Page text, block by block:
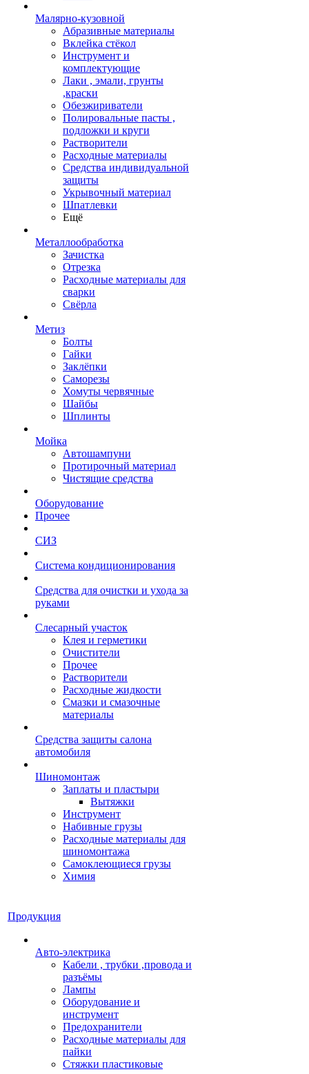
Малярно-кузовной
Абразивные материалы
Вклейка стёкол
Инструмент и
комплектующие
Лаки , эмали, грунты
,краски
Обезжириватели
Полировальные пасты ,
подложки и круги
Растворители
Расходные материалы
Средства индивидуальной
защиты
Укрывочный материал
Шпатлевки
Ещё
Металлообработка
Зачистка
Отрезка
Расходные материалы для
сварки
Свёрла
Метиз
Болты
Гайки
Заклёпки
Саморезы
Хомуты червячные
Шайбы
Шплинты
Мойка
Автошампуни
Протирочный материал
Чистящие средства
Оборудование
Прочее
СИЗ
Система кондиционирования
Средства для очистки и ухода за
руками
Слесарный участок
Клея и герметики
Очистители
Прочее
Растворители
Расходные жидкости
Смазки и смазочные
материалы
Средства защиты салона
автомобиля
Шиномонтаж
Заплаты и пластыри
Вытяжки
Инструмент
Набивные грузы
Расходные материалы для
шиномонтажа
Самоклеющиеся грузы
Химия
Продукция
Авто-электрика
Кабели , трубки ,провода и
разъёмы
Лампы
Оборудование и
инструмент
Предохранители
Расходные материалы для
пайки
Стяжки пластиковые